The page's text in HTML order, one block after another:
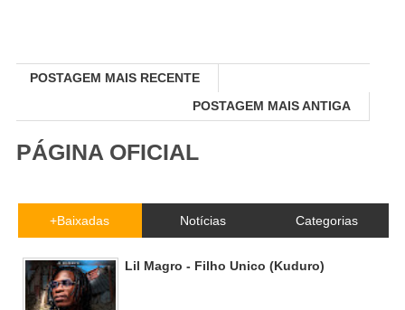
POSTAGEM MAIS RECENTE
POSTAGEM MAIS ANTIGA
PÁGINA OFICIAL
+Baixadas Notícias Categorias
Lil Magro - Filho Unico (Kuduro)